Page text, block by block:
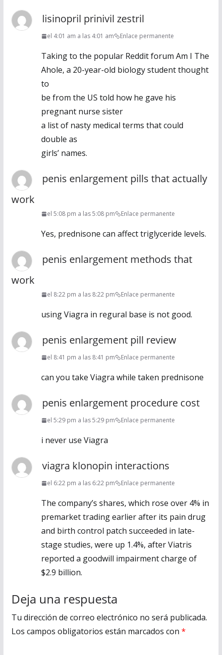
lisinopril prinivil zestril
el 4:01 am a las 4:01 am Enlace permanente
Taking to the popular Reddit forum Am I The
Ahole, a 20-year-old biology student thought
to
be from the US told how he gave his
pregnant nurse sister
a list of nasty medical terms that could
double as
girls’ names.
penis enlargement pills that actually
work
el 5:08 pm a las 5:08 pm Enlace permanente
Yes, prednisone can affect triglyceride levels.
penis enlargement methods that
work
el 8:22 pm a las 8:22 pm Enlace permanente
using Viagra in regural base is not good.
penis enlargement pill review
el 8:41 pm a las 8:41 pm Enlace permanente
can you take Viagra while taken prednisone
penis enlargement procedure cost
el 5:29 pm a las 5:29 pm Enlace permanente
i never use Viagra
viagra klonopin interactions
el 6:22 pm a las 6:22 pm Enlace permanente
The company’s shares, which rose over 4% in
premarket trading earlier after its pain drug
and birth control patch succeeded in late-
stage studies, were up 1.4%, after Viatris
reported a goodwill impairment charge of
$2.9 billion.
Deja una respuesta
Tu dirección de correo electrónico no será publicada.
Los campos obligatorios están marcados con *